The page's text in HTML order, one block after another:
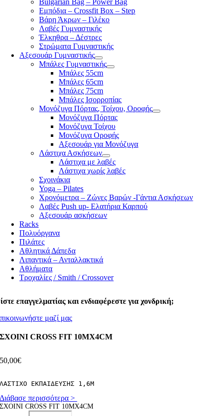
Bulgarian Bag – Power Bag
Εμπόδια – Crossfit Box – Step
Βάρη Άκρων – Γιλέκο
Λαβές Γυμναστικής
Έλκηθρα – Δέστρες
Στρώματα Γυμναστικής
Αξεσουάρ Γυμναστικής
Μπάλες Γυμναστικής
Μπάλες 55cm
Μπάλες 65cm
Μπάλες 75cm
Μπάλες Ισορροπίας
Μονόζυγα Πόρτας, Τοίχου, Οροφής
Μονόζυγα Πόρτας
Μονόζυγα Τοίχου
Μονόζυγα Οροφής
Αξεσουάρ για Μονόζυγα
Λάστιχα Ασκήσεων
Λάστιχα με λαβές
Λάστιχα χωρίς λαβές
Σχοινάκια
Yoga – Pilates
Χρονόμετρα – Ζώνες Βαρών -Γάντια Ασκήσεων
Λαβές Push up- Ελατήρια Καρπού
Αξεσουάρ ασκήσεων
Racks
Πολυόργανα
Πιλάτες
Αθλητικά Δάπεδα
Λιπαντικά – Ανταλλακτικά
Αθλήματα
Τροχαλίες / Smith / Crossover
επαγγελματίας και ενδιαφέρεστε για χονδρική;
μαζί μας
ΣΧΟΙΝΙ CROSS FIT 10MX4CM
50,00€
ΛΑΣΤΙΧΟ ΕΚΠΑΙΔΕΥΣΗΣ 1,6M
Διάβασε περισσότερα >
ΣΧΟΙΝΙ CROSS FIT 10MX4CM